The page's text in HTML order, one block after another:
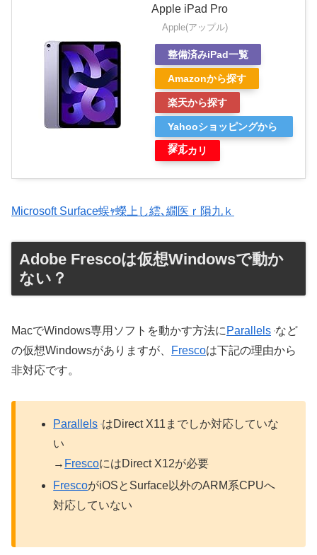
Apple iPad Pro
Apple(アップル)
整備済みiPad一覧
Amazonから探す
楽天から探す
Yahooショッピングから
探す
メルカリ
Microsoft Surface蜈ｬ蠑上し繧､繝医ｒ隕九ｋ
Adobe Frescoは仮想Windowsで動か
ない？
MacでWindows専用ソフトを動かす方法に Parallels など
の仮想Windowsがありますが、
Frescoは下記の理由から
非対応です。
Parallels はDirect X11までしか対応していな
い
→ FrescoにはDirect X12が必要
FrescoがiOSとSurface以外のARM系CPUへ
対応していない